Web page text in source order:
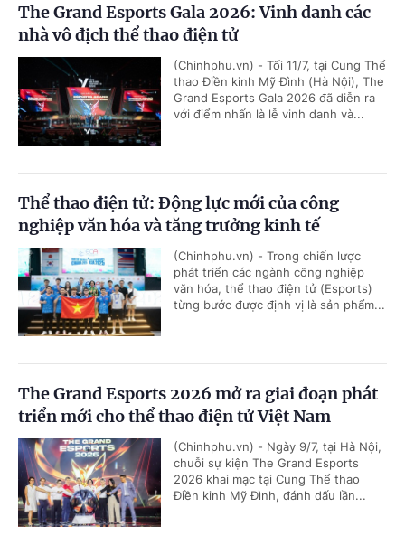
The Grand Esports Gala 2026: Vinh danh các
nhà vô địch thể thao điện tử
(Chinhphu.vn) - Tối 11/7, tại Cung Thể
thao Điền kinh Mỹ Đình (Hà Nội), The
Grand Esports Gala 2026 đã diễn ra
với điểm nhấn là lễ vinh danh và...
Thể thao điện tử: Động lực mới của công
nghiệp văn hóa và tăng trưởng kinh tế
(Chinhphu.vn) - Trong chiến lược
phát triển các ngành công nghiệp
văn hóa, thể thao điện tử (Esports)
từng bước được định vị là sản phẩm...
The Grand Esports 2026 mở ra giai đoạn phát
triển mới cho thể thao điện tử Việt Nam
(Chinhphu.vn) - Ngày 9/7, tại Hà Nội,
chuỗi sự kiện The Grand Esports
2026 khai mạc tại Cung Thể thao
Điền kinh Mỹ Đình, đánh dấu lần...